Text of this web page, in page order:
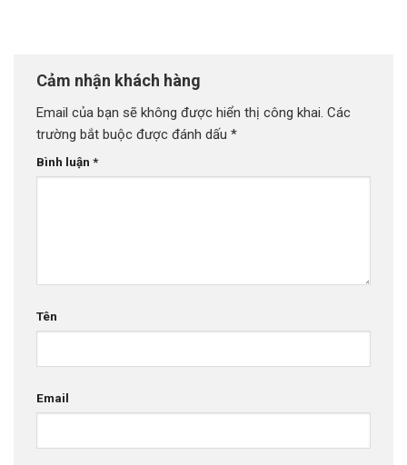
Cảm nhận khách hàng
Email của bạn sẽ không được hiển thị công khai. Các
trường bắt buộc được đánh dấu *
Bình luận *
Tên
Email